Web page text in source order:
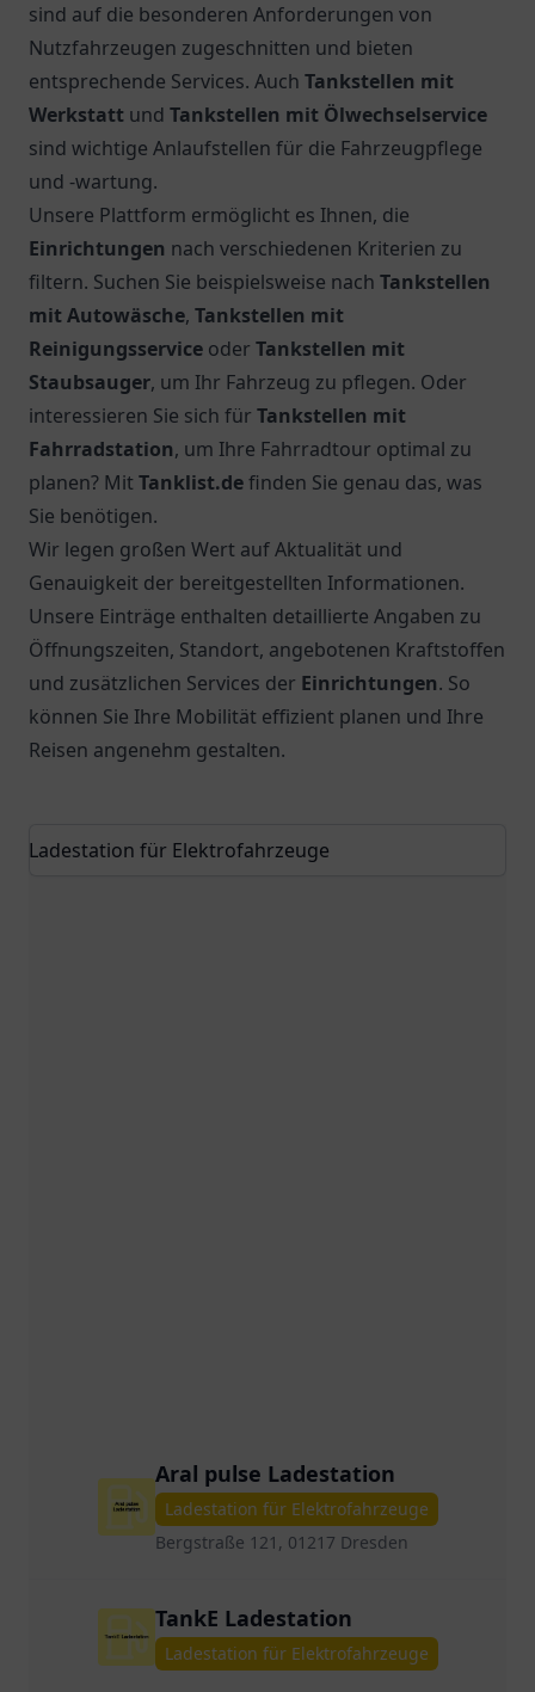
sind auf die besonderen Anforderungen von
Nutzfahrzeugen zugeschnitten und bieten
entsprechende Services. Auch Tankstellen mit
Werkstatt und Tankstellen mit Ölwechselservice
sind wichtige Anlaufstellen für die Fahrzeugpflege
und -wartung.
Unsere Plattform ermöglicht es Ihnen, die
Einrichtungen nach verschiedenen Kriterien zu
filtern. Suchen Sie beispielsweise nach Tankstellen
mit Autowäsche, Tankstellen mit
Reinigungsservice oder Tankstellen mit
Staubsauger, um Ihr Fahrzeug zu pflegen. Oder
interessieren Sie sich für Tankstellen mit
Fahrradstation, um Ihre Fahrradtour optimal zu
planen? Mit Tanklist.definden Sie genau das, was
Sie benötigen.
Wir legen großen Wert auf Aktualität und
Genauigkeit der bereitgestellten Informationen.
Unsere Einträge enthalten detaillierte Angaben zu
Öffnungszeiten, Standort, angebotenen Kraftstoffen
und zusätzlichen Services der Einrichtungen. So
können Sie Ihre Mobilität effizient planen und Ihre
Reisen angenehm gestalten.
Aral pulse Ladestation
Ladestation für Elektrofahrzeuge
Bergstraße 121, 01217 Dresden
TankE Ladestation
Ladestation für Elektrofahrzeuge